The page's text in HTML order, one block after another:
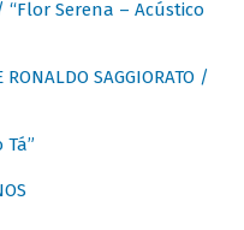
/ “Flor Serena – Acústico
SAGGIORATO /
Tá”